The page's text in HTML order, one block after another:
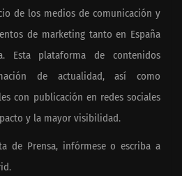
de los medios de comunicación y
de marketing tanto en España
Esta plataforma de contenidos
de actualidad, así como
con publicación en redes sociales
y la mayor visibilidad.
de Prensa, infórmese o escriba a